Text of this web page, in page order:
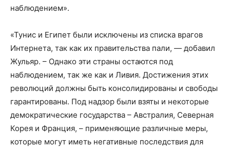
наблюдением».
«Тунис и Египет были исключены из списка врагов
Интернета, так как их правительства пали, — добавил
Жульяр. – Однако эти страны остаются под
наблюдением, так же как и Ливия. Достижения этих
революций должны быть консолидированы и свободы
гарантированы. Под надзор были взяты и некоторые
демократические государства – Австралия, Северная
Корея и Франция, – применяющие различные меры,
которые могут иметь негативные последствия для